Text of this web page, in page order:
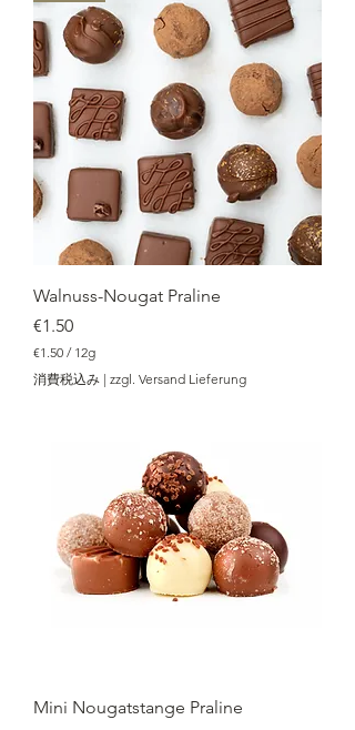
0
／
1
2
g
Walnuss-Nougat Praline
価格
€1.50
€1.50 / 12g
€
1
消費税込み | zzgl. Versand Lieferung
Mini Nougatstange Praline